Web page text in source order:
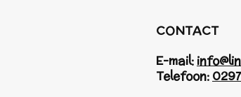
CONTACT
E-mail:
Telefoon: